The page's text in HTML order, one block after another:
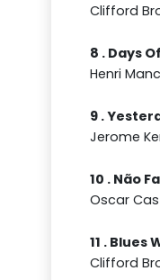
Clifford
8 . Days
Henri
9 .
Jerome
10 . Não
Oscar
11 . Blues
Clifford